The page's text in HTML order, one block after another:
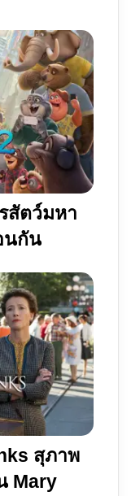
าร
สัตว์มหา
นกัน
สุภาพ
Mary